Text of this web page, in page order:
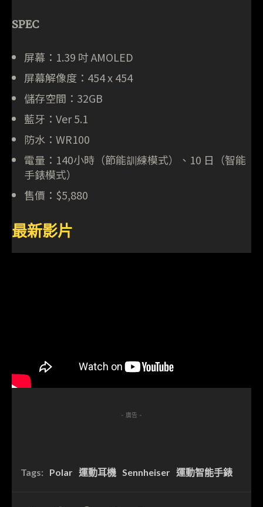
SPEC
屏幕：1.39 吋 AMOLED
屏幕解像度：454 x 454
儲存空間：32GB
藍牙：Ver 5.1
防水：WR100
電量：140小時（節能訓練模式）、10 日（智能
手錶模式）
售價：$5,880
最新影片
- 廣告 -
Tags: Polar 運動耳機 Sennheiser 運動智能手錶